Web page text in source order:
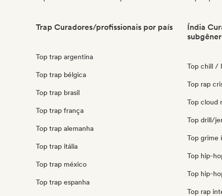
Trap Curadores/profissionais por país
Top trap argentina
Top trap bélgica
Top trap brasil
Top trap frança
Top trap alemanha
Top trap itália
Top trap méxico
Top trap espanha
Índia
Top chill /
Top rap
Top cloud
Top drill/
Top grime
Top hip-
Top hip-
Top rap